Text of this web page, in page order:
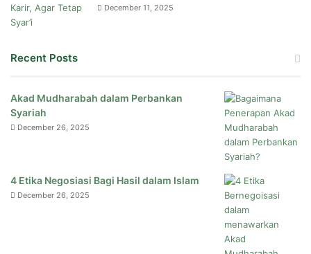
December 11, 2025
Recent Posts
Akad Mudharabah dalam Perbankan
Syariah
December 26, 2025
4 Etika Negosiasi Bagi Hasil dalam Islam
December 26, 2025